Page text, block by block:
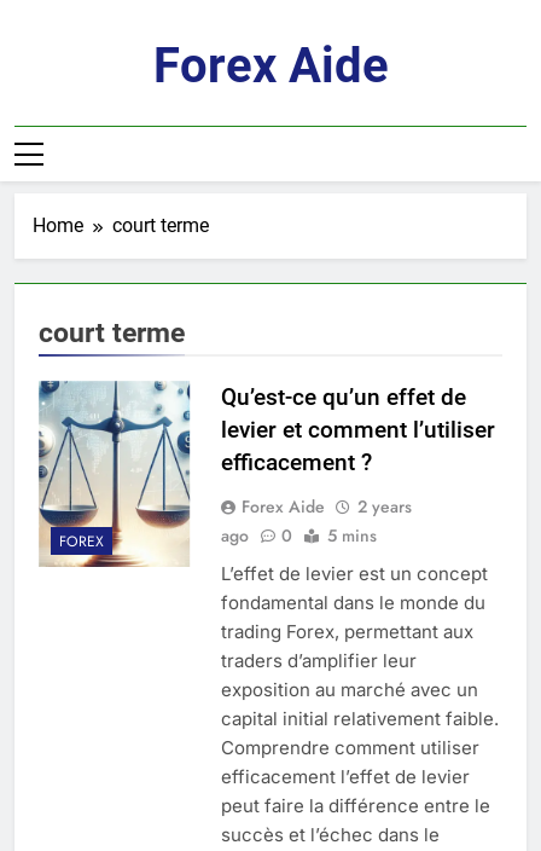
Forex Aide
Home court terme
court terme
FOREX
Qu’est-ce qu’un effet de
levier et comment l’utiliser
efficacement ?
Forex Aide
2 years
ago
0 5 mins
L’effet de levier est un concept
fondamental dans le monde du
trading Forex, permettant aux
traders d’amplifier leur
exposition au marché avec un
capital initial relativement faible.
Comprendre comment utiliser
efficacement l’effet de levier
peut faire la différence entre le
succès et l’échec dans le